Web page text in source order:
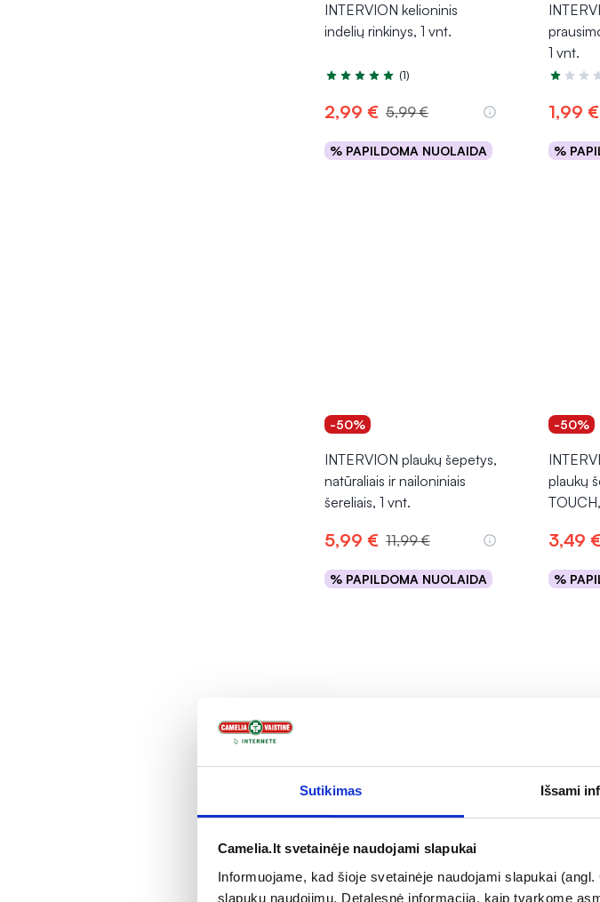
Sutikimas Išsami
Camelia.lt svetainėje naudojami slapukai
Informuojame, kad šioje svetainėje naudojami slapukai
slapukų naudojimu. Detalesnė informacija, kaip tvarkome
INTERVION kelioninis
indelių rinkinys, 1 vnt.
Įvertinimas 5.0 iš 5
(1)
2,99 € 5,99 €
% PAPILDOMA NUOLAIDA
Į krepšelį
1 vnt.
1,99 €
%
-50%
INTERVION plaukų šepetys,
natūraliais ir nailoniniais
šereliais, 1 vnt.
5,99 € 11,99 €
% PAPILDOMA NUOLAIDA
Į krepšelį
-50%
plaukų
3,49 €
%
-50%
INTERVION siauras plaukų